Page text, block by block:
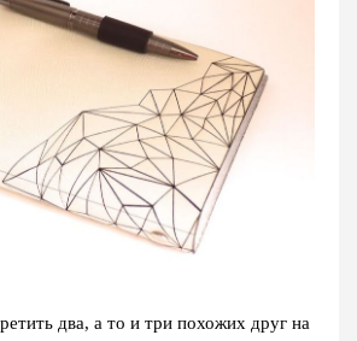
два, а то и три похожих друг на